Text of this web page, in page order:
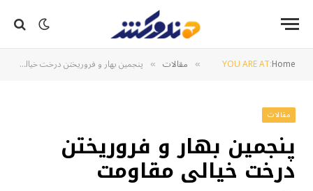
YOU ARE AT:Home
» مقالات » پنجمین بهار و فروریختن درخت خیالی مقاومت
مقالات
پنجمین بهار و فروریختن
درخت خیالی مقاومت